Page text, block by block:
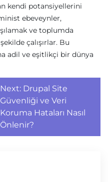
kendi potansiyellerini
ebeveynler,
ve toplumda
çalışırlar. Bu
adil ve eşitlikçi bir dünya
Next: Drupal Site
Güvenliği ve Veri
Koruma Hataları Nasıl
Önlenir?